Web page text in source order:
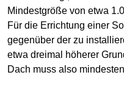
Mindestgröße von etwa
Für die Errichtung einer
gegenüber der zu
etwa dreimal höherer
Dach muss also